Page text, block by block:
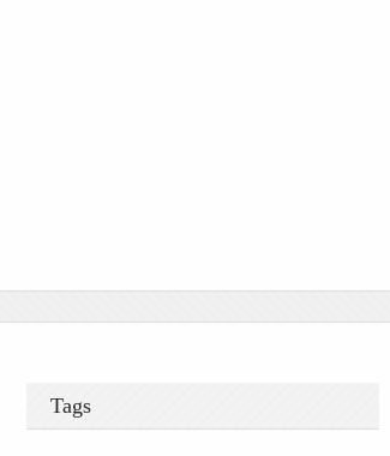
Tags